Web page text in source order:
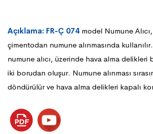
Açıklama: FR-Ç 074 model Numune
çimentodan numune alınmasında
numune alıcı, üzerinde hava alma delikleri
iki borudan oluşur. Numune alınması
döndürülür ve hava alma delikleri kapalı